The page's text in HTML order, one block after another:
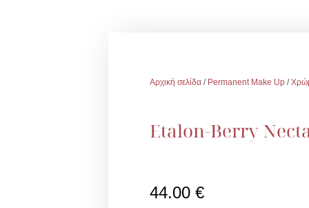
Αρχική σελίδα/ Permanent Make Up/
Etalon-Berry
44.00 €